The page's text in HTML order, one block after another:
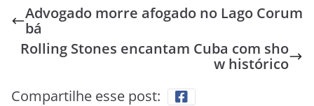
Advogado morre afogado no Lago Corum
bá
Rolling Stones encantam Cuba com sho
w histórico
Compartilhe esse post: